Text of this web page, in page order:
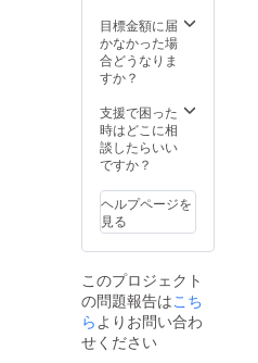
せてい
ただき
ます。
※有効期
2021年
10月〜
2022年
9月末ま
す。 ※
会場ま
での交
通費は
要で
す。 ※
会場は
こちら
になり
目標金額に届
かなかった場
合どうなりま
すか？
支援で困った
時はどこに相
談したらいい
ですか？
ヘルプページを
見る
このプロジェクト
の問題報告はこち
ら よりお問い合わ
せください